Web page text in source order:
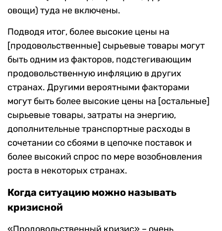
овощи) туда не включены.
Подводя итог, более высокие цены на
[продовольственные] сырьевые товары могут
быть одним из факторов, подстегивающим
продовольственную инфляцию в других
странах. Другими вероятными факторами
могут быть более высокие цены на [остальные]
сырьевые товары, затраты на энергию,
дополнительные транспортные расходы в
сочетании со сбоями в цепочке поставок и
более высокий спрос по мере возобновления
роста в некоторых странах.
Когда ситуацию можно называть
кризисной